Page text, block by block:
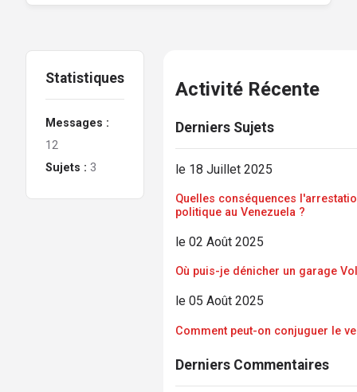
Statistiques
Messages :
12
Sujets : 3
Activité Récente
Derniers Sujets
le 18 Juillet 2025
Quelles conséquences
politique au Venezuela ?
le 02 Août 2025
Où puis-je dénicher un garage
le 05 Août 2025
Comment peut-on conjuguer le
Derniers Commentaires